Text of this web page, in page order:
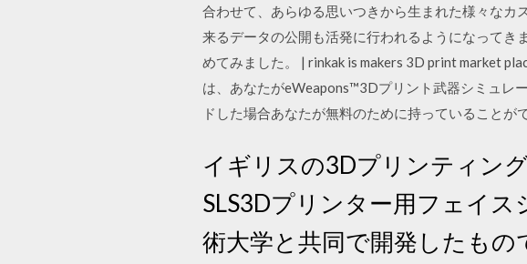
合わせて、あらゆる思いつきから生まれた様々な
来るデータの公開も活発に行われるようになって
めてみました。 | rinkak is makers 3D print market
は、あなたがeWeapons™3Dプリント武器シミュレ
ドした場合あなたが無料のために持っていることが
イギリスの3Dプリンティン
SLS3Dプリンター用フェイ
術大学と共同で開発したも